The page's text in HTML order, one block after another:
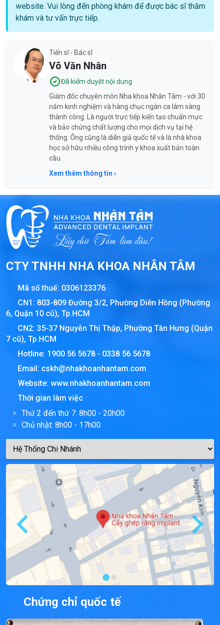
website. Vui lòng đến phòng khám để được bác sĩ thăm
khám và tư vấn trực tiếp.
Tiến sĩ - Bác sĩ
Võ Văn Nhân
Đã kiểm duyệt nội dung
Giám đốc chuyên môn Nha khoa Nhân Tâm - với 30
năm kinh nghiệm và hàng chục ngàn ca lâm sàng
thành công. Là người trực tiếp kiến tạo chuẩn mực
và bảo chứng chất lượng cho mọi dịch vụ tại hệ
thống. Ông cũng là diễn giả quốc tế và là nhà khoa
học sở hữu nhiều công trình y khoa xuất bản toàn
cầu.
Xem thêm thông tin ›
CTY TNHH NHA KHOA NHÂN TÂM
Mã số thuế: 0306123376
CN1: 803-809 Đường 3/2, Phường Diên Hồng (Phường
6, Quận 10 cũ), Tp.HCM
CN2: 35-37 Nguyễn Thị Thập, Phường Tân Hưng (Quận
7 cũ), Tp.HCM
Hotline: 1900 56 5678 - 0338 56 5678
Email: cskh@nhakhoanhantam.com
Website: www.nhakhoanhantam.com
Thời gian làm việc
Thứ 2 đến thứ 7: 8h00 - 20h00
Chủ nhật: 8h00 - 17h00
Chứng chỉ quốc tế